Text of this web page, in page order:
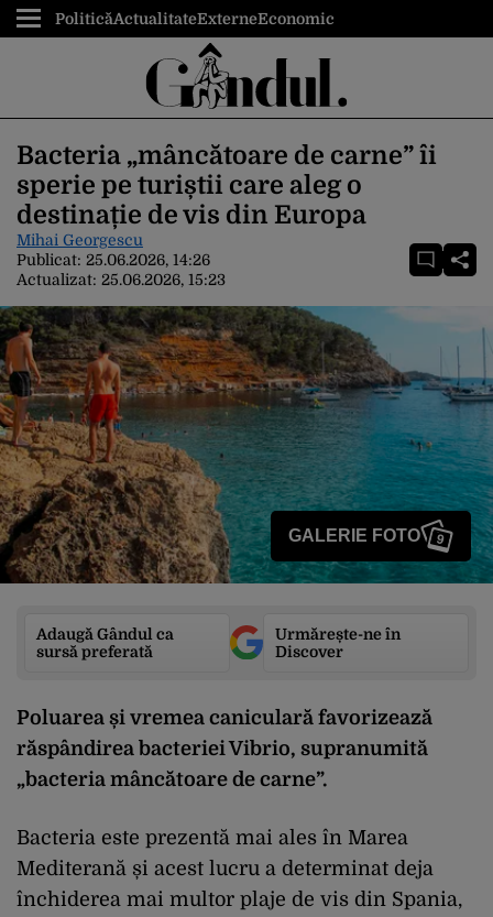
PoliticăActualitateExterneEconomic
Bacteria „mâncătoare de carne” îi
sperie pe turiștii care aleg o
destinație de vis din Europa
Mihai Georgescu
Publicat: 25.06.2026, 14:26
Actualizat: 25.06.2026, 15:23
GALERIE FOTO 9
Adaugă Gândul ca
sursă preferată
Urmărește-ne în
Discover
Poluarea și vremea caniculară favorizează
răspândirea bacteriei Vibrio, supranumită
„bacteria mâncătoare de carne”.
Bacteria este prezentă mai ales în Marea
Mediterană și acest lucru a determinat deja
închiderea mai multor plaje de vis din Spania,